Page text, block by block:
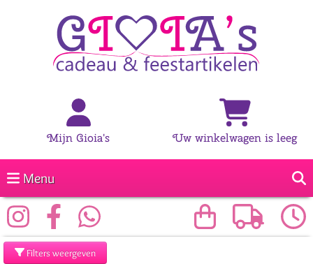
Mijn Gioia's Uw winkelwagen is leeg
Menu
Filters weergeven